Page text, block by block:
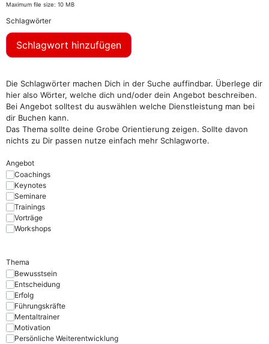
Maximum file size: 10 MB
Schlagwörter
Schlagwort hinzufügen
Die Schlagwörter machen Dich in der Suche auffindbar. Überlege dir
hier also Wörter, welche dich und/oder dein Angebot beschreiben.
Bei Angebot solltest du auswählen welche Dienstleistung man bei
dir Buchen kann.
Das Thema sollte deine Grobe Orientierung zeigen. Sollte davon
nichts zu Dir passen nutze einfach mehr Schlagworte.
Angebot
Coachings
Keynotes
Seminare
Trainings
Vorträge
Workshops
Thema
Bewusstsein
Entscheidung
Erfolg
Führungskräfte
Mentaltrainer
Motivation
Persönliche Weiterentwicklung